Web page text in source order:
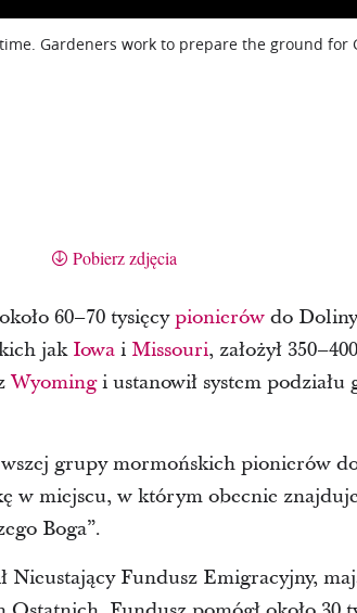
Gardeners work to prepare the ground for
Pobierz zdjęcia
60–70 tysięcypionierówdo Doliny
jakIowai Missouri, założył
Wyomingi ustanowił system
grupy mormońskich pionierów
w miejscu, w którym obecnie
Boga”.
Nieustający Fundusz Emigracyjny,